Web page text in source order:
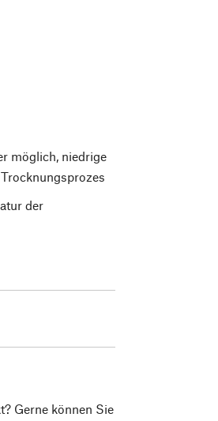
möglich, niedrige
der
Gerne können Sie